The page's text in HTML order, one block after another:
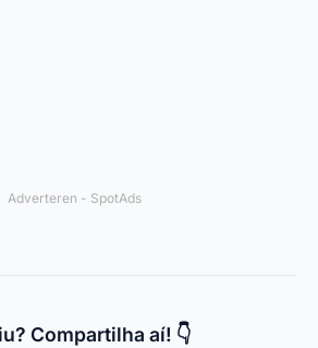
gesprekken te